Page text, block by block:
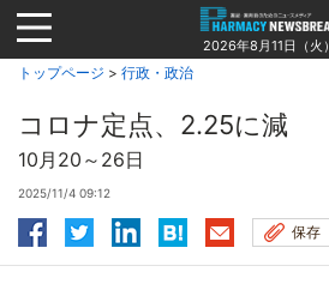
Jump
to
navigation
2026年8月11日（火）
トップページ > 行政・政治
コロナ定点、2.25に減
10月20～26日
2025/11/4 09:12
保存